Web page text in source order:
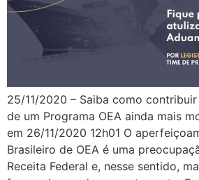
25/11/2020 – Saiba como
de um Programa OEA ainda mais
em 26/11/2020 12h01 O
Brasileiro de OEA é uma
Receita Federal e, nesse sentido,